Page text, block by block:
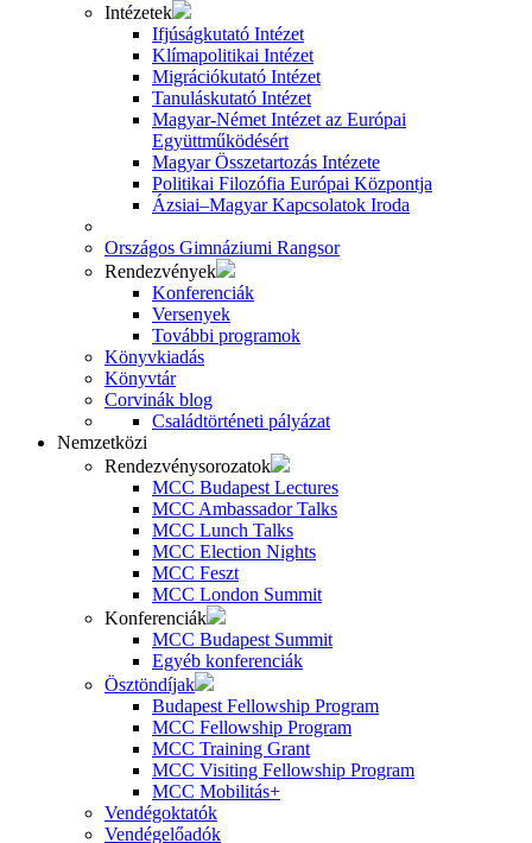
Intézetek
Ifjúságkutató Intézet
Klímapolitikai Intézet
Migrációkutató Intézet
Tanuláskutató Intézet
Magyar-Német Intézet az Európai
Együttműködésért
Magyar Összetartozás Intézete
Politikai Filozófia Európai Központja
Ázsiai–Magyar Kapcsolatok Iroda
Országos Gimnáziumi Rangsor
Rendezvények
Konferenciák
Versenyek
További programok
Könyvkiadás
Könyvtár
Corvinák blog
Családtörténeti pályázat
Nemzetközi
Rendezvénysorozatok
MCC Budapest Lectures
MCC Ambassador Talks
MCC Lunch Talks
MCC Election Nights
MCC Feszt
MCC London Summit
Konferenciák
MCC Budapest Summit
Egyéb konferenciák
Ösztöndíjak
Budapest Fellowship Program
MCC Fellowship Program
MCC Training Grant
MCC Visiting Fellowship Program
MCC Mobilitás+
Vendégoktatók
Vendégelőadók